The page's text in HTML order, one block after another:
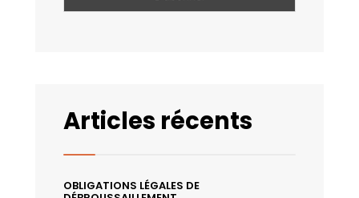
Articles récents
OBLIGATIONS LÉGALES DE